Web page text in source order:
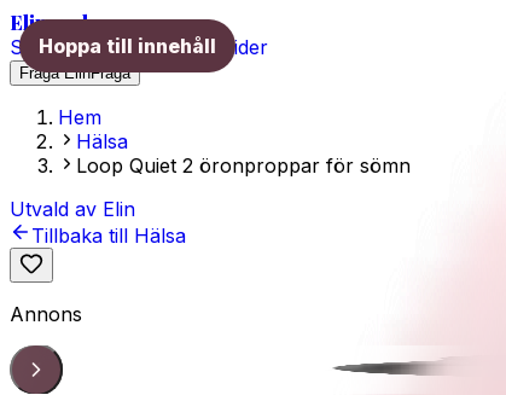
Hoppa till innehåll
Elins val
SkönhetHälsa TräningGuider
Fråga ElinFråga
Hem
Hälsa
Loop Quiet 2 öronproppar för sömn
Utvald av Elin
Tillbaka till Hälsa
Annons
Loop Quiet 2
1/ 4